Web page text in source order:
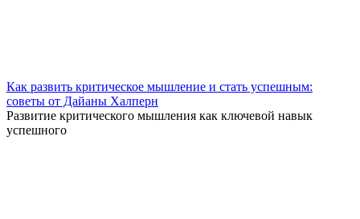
Как развить критическое мышление и стать успешным:
советы от Дайаны Халперн
Развитие критического мышления как ключевой навык
успешного